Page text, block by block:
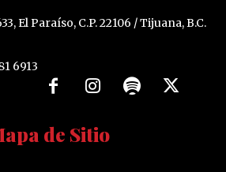
El Paraíso, C.P. 22106 / Tijuana, B.C.
6913
de Sitio